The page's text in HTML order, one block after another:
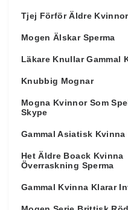
Tjej Förför Äldre Kvinnor
Mogen Älskar Sperma
Läkare Knullar Gammal
Knubbig Mognar
Mogna Kvinnor Som
Skype
Gammal Asiatisk Kvinna
Het Äldre Boack Kvinna
Överraskning Sperma
Gammal Kvinna Klarar